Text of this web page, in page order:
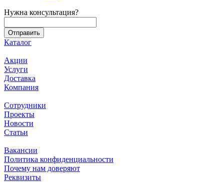
Нужна консультация?
Каталог
Акции
Услуги
Доставка
Компания
Сотрудники
Проекты
Новости
Статьи
Вакансии
Политика конфиденциальности
Почему нам доверяют
Реквизиты